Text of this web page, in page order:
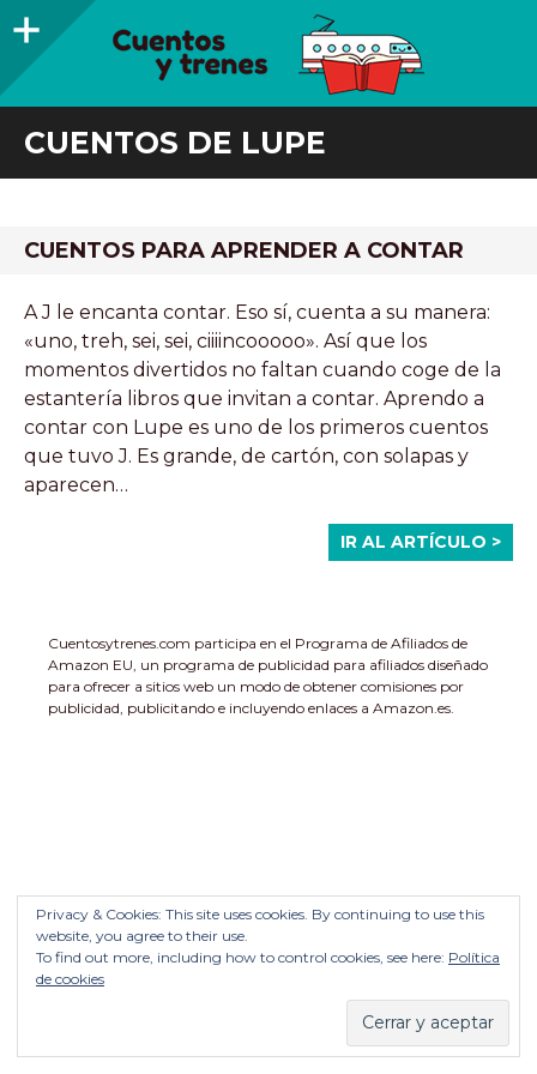
Barra
CUENTOS DE LUPE
CUENTOS PARA APRENDER A CONTAR
A J le encanta contar. Eso sí, cuenta a su manera:
«uno, treh, sei, sei, ciiiincooooo». Así que los
momentos divertidos no faltan cuando coge de la
estantería libros que invitan a contar. Aprendo a
contar con Lupe es uno de los primeros cuentos
que tuvo J. Es grande, de cartón, con solapas y
aparecen…
IR AL ARTÍCULO >
Cuentosytrenes.com participa en el Programa de Afiliados de
Amazon EU, un programa de publicidad para afiliados diseñado
para ofrecer a sitios web un modo de obtener comisiones por
publicidad, publicitando e incluyendo enlaces a Amazon.es.
Privacy & Cookies: This site uses cookies. By continuing to use this
website, you agree to their use.
To find out more, including how to control cookies, see here: Política
de cookies